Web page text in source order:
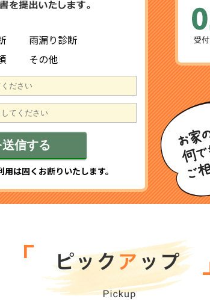
雨漏り診断
その他
は固くお断りいたします。